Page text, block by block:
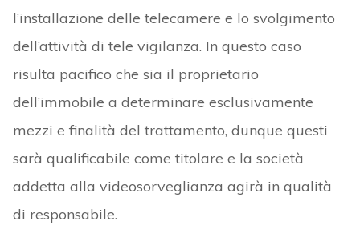
l’installazione delle telecamere e lo svolgimento
dell’attività di tele vigilanza. In questo caso
risulta pacifico che sia il proprietario
dell’immobile a determinare esclusivamente
mezzi e finalità del trattamento, dunque questi
sarà qualificabile come titolare e la società
addetta alla videosorveglianza agirà in qualità
di responsabile.